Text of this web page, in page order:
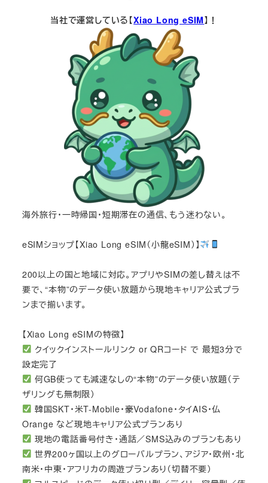
当社で運営している【Xiao Long eSIM】！
海外旅行・一時帰国・短期滞在の通信、もう迷わない。
eSIMショップ【Xiao Long eSIM（小龍eSIM）】
200以上の国と地域に対応。アプリやSIMの差し替えは不
要で、“本物”のデータ使い放題から現地キャリア公式プラ
ンまで揃います。
【Xiao Long eSIMの特徴】
クイックインストールリンク or QRコード で 最短3分で
設定完了
何GB使っても減速なしの“本物”のデータ使い放題（テ
ザリングも無制限）
韓国SKT・米T-Mobile・豪Vodafone・タイAIS・仏
Orange など現地キャリア公式プランあり
現地の電話番号付き・通話／SMS込みのプランもあり
世界200ヶ国以上のグローバルプラン、アジア・欧州・北
南米・中東・アフリカの周遊プランあり（切替不要）